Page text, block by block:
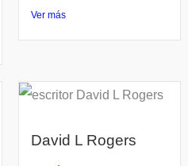
Ver más
David L Rogers